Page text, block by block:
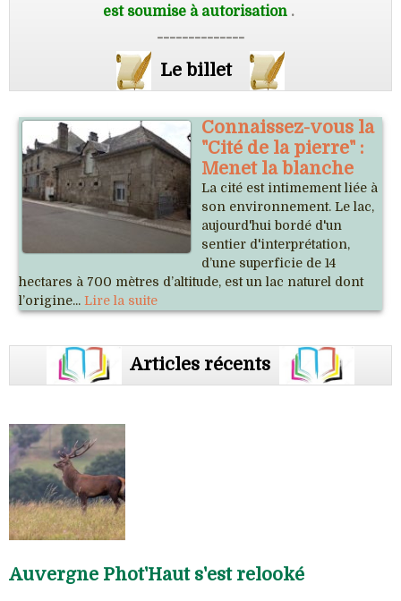
est soumise à autorisation.
--------------
Le billet
Connaissez-vous la
"Cité de la pierre" :
Menet la blanche
La cité est intimement liée à
son environnement. Le lac,
aujourd'hui bordé d'un
sentier d'interprétation,
d’une superficie de 14
hectares à 700 mètres d’altitude, est un lac naturel dont
l’origine... Lire la suite
Articles récents
Auvergne Phot'Haut s'est relooké